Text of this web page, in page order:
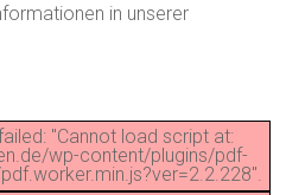
in unserer
"Cannot load script at:
wp-content/plugins/pdf-